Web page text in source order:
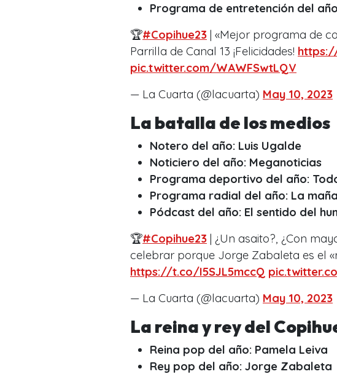
Programa de entretención del
🏆#Copihue23 | «Mejor programa de
Parrilla de Canal 13 ¡Felicidades!
pic.twitter.com/WAWFSwtLQV
— La Cuarta (@lacuarta) May 10, 2023
La batalla de los medios
Notero del año: Luis Ugalde
Noticiero del año: Meganoticias
Programa deportivo del año:
Programa radial del año: La
Pódcast del año: El sentido del
🏆#Copihue23 | ¿Un asaito?, ¿Con
celebrar porque Jorge Zabaleta es el
https://t.co/I5SJL5mccQ
— La Cuarta (@lacuarta) May 10, 2023
La reina y rey del
Reina pop del año: Pamela Leiva
Rey pop del año: Jorge Zabaleta